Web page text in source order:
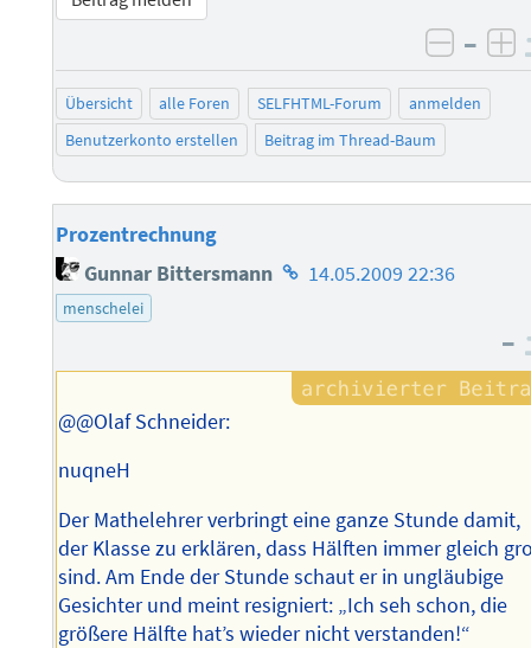
–
Übersicht alle Foren SELFHTML-Forum
anmelden
Benutzerkonto erstellen
Beitrag im Thread-Baum
Prozentrechnung
Gunnar Bittersmann Homepage
14.05.2009 22:36
menschelei
–
@@Olaf Schneider:
nuqneH
Der Mathelehrer verbringt eine ganze Stunde damit,
der Klasse zu erklären, dass Hälften immer gleich
sind. Am Ende der Stunde schaut er in ungläubige
Gesichter und meint resigniert: „Ich seh schon, die
größere Hälfte hat’s wieder nicht verstanden!“